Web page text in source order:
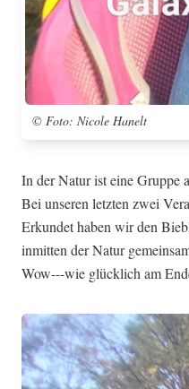
© Foto: Nicole Hanelt
In der Natur ist eine Gruppe
Bei unseren letzten zwei
Erkundet haben wir den
inmitten der Natur
Wow---wie glücklich am